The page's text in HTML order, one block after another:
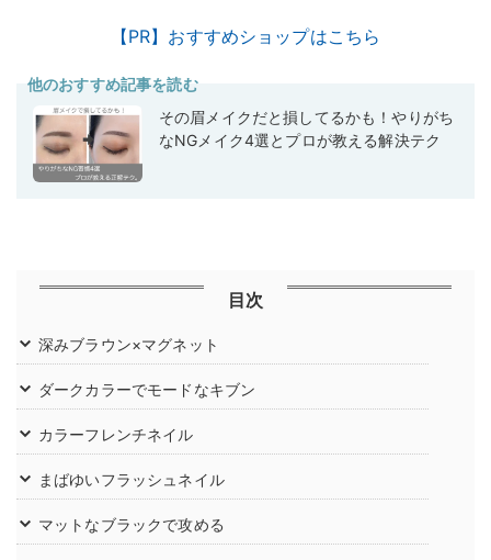
【PR】おすすめショップはこちら
他のおすすめ記事を読む
その眉メイクだと損してるかも！やりがち
なNGメイク4選とプロが教える解決テク
目次
深みブラウン×マグネット
ダークカラーでモードなキブン
カラーフレンチネイル
まばゆいフラッシュネイル
マットなブラックで攻める